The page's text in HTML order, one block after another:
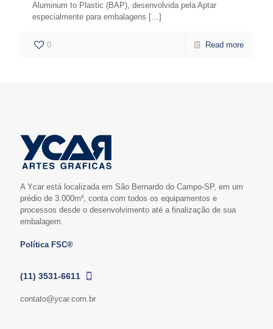
Aluminum to Plastic (BAP), desenvolvida pela Aptar
especialmente para embalagens […]
0 Read more
A Ycar está localizada em São Bernardo do Campo-SP, em um
prédio de 3.000m², conta com todos os equipamentos e
processos desde o desenvolvimento até a finalização de sua
embalagem.
Política FSC®
(11) 3531-6611
contato@ycar.com.br